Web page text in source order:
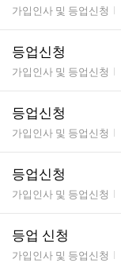
게시판명
가입인사 및 등업신청
등업신청
게시판명
가입인사 및 등업신청
등업신청
게시판명
가입인사 및 등업신청
등업신청
게시판명
가입인사 및 등업신청
등업 신청
게시판명
가입인사 및 등업신청